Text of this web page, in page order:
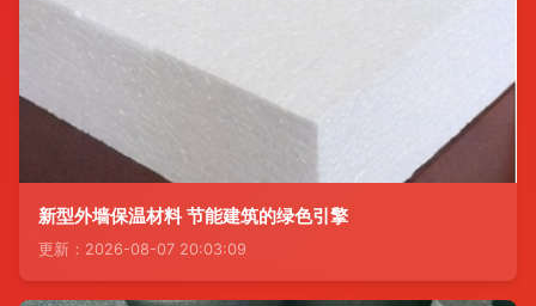
新型外墙保温材料 节能建筑的绿色引擎
更新：2026-08-07 20:03:09